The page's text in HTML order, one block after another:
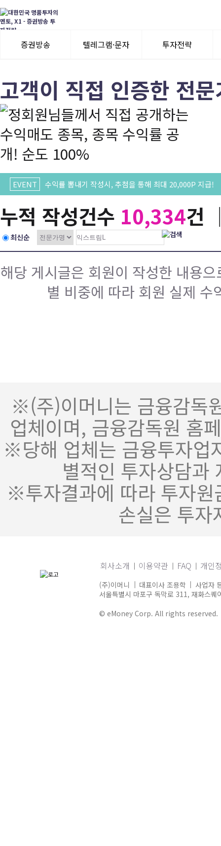
증권방송
수익률뽐내기
이용후기
텔레그램·문자
3일 무료체험
이용후기
투자전략
고객이 직접 인증한 전
EVENT 수익률 뽐내기 작성시, 추첨을 통해 최대 20,000P 지급!
누적 작성건수 10,334건
최신순
해당 게시글은 회원이 작성한 내용
별 비중에 따라 회원 실제
※(주)이머니는 금융감독
업체이며, 금융감독원 홈
※당해 업체는 금융투자업
별적인 투자상담과
※투자결과에 따라 투자원
손실은 투자
회사소개 이용약관 FAQ 개인
(주)이머니 대표이사 조용학
사업자
서울특별시 마포구 독막로 311, 재화스
© eMoney Corp. All rights reserved.